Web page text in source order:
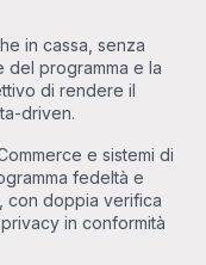
in cassa, senza
del programma e la
di rendere il
driven.
e sistemi di
fedeltà e
con doppia verifica
in conformità